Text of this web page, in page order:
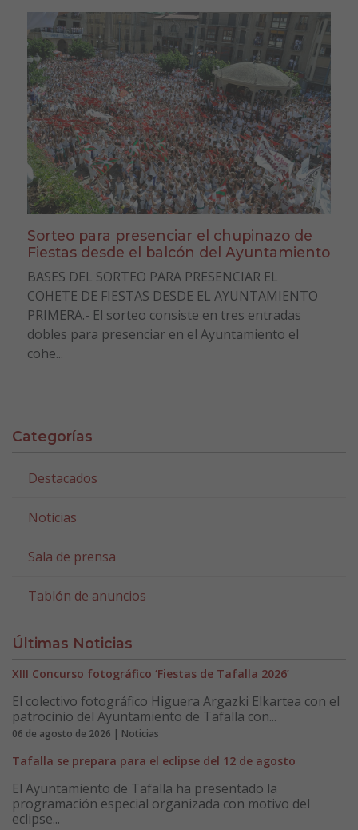
Sorteo para presenciar el chupinazo de
Fiestas desde el balcón del Ayuntamiento
BASES DEL SORTEO PARA PRESENCIAR EL
COHETE DE FIESTAS DESDE EL AYUNTAMIENTO
PRIMERA.- El sorteo consiste en tres entradas
dobles para presenciar en el Ayuntamiento el
cohe...
Categorías
Destacados
Noticias
Sala de prensa
Tablón de anuncios
Últimas Noticias
XIII Concurso fotográfico ‘Fiestas de Tafalla 2026’
El colectivo fotográfico Higuera Argazki Elkartea con el
patrocinio del Ayuntamiento de Tafalla con...
06 de agosto de 2026 | Noticias
Tafalla se prepara para el eclipse del 12 de agosto
El Ayuntamiento de Tafalla ha presentado la
programación especial organizada con motivo del
eclipse...